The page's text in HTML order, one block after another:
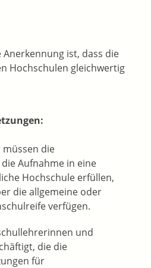
ist, dass die
Hochschulen gleichwertig
die
Aufnahme in eine
Hochschule erfüllen,
die allgemeine oder
verfügen.
und
die die
für